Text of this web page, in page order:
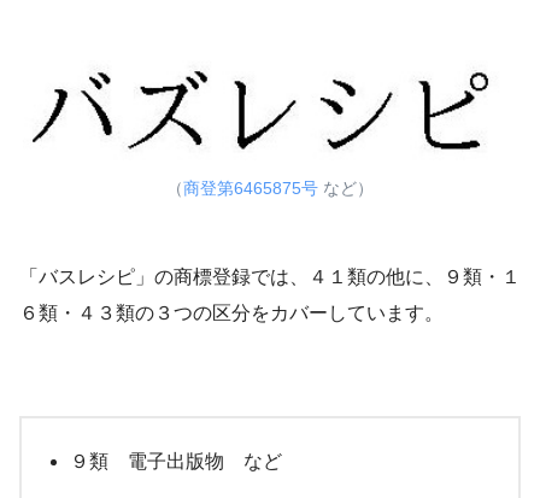
（商登第6465875号 など）
「バスレシピ」の商標登録では、４１類の他に、９類・１
６類・４３類の３つの区分をカバーしています。
９類 電子出版物 など